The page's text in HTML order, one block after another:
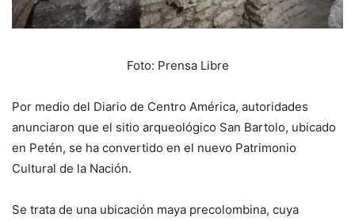
Foto: Prensa Libre
Por medio del Diario de Centro América, autoridades
anunciaron que el sitio arqueológico San Bartolo, ubicado
en Petén, se ha convertido en el nuevo Patrimonio
Cultural de la Nación.
Se trata de una ubicación maya precolombina, cuya